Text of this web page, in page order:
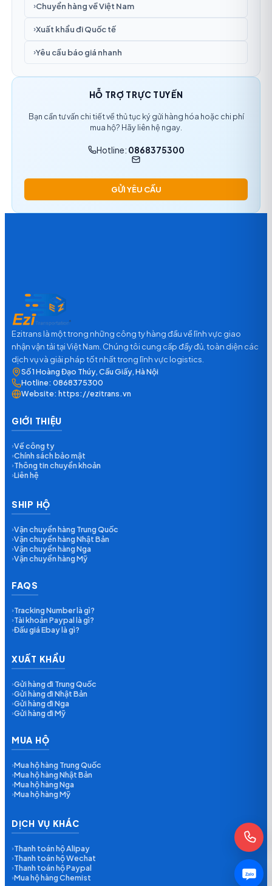
›Chuyển hàng về Việt Nam
›Xuất khẩu đi Quốc tế
›Yêu cầu báo giá nhanh
HỖ TRỢ TRỰC TUYẾN
Bạn cần tư vấn chi tiết về thủ tục ký gửi hàng hóa hoặc chi phí
mua hộ? Hãy liên hệ ngay.
Hotline: 0868375300
GỬI YÊU CẦU
Ezitrans là một trong những công ty hàng đầu về lĩnh vực giao
nhận vận tải tại Việt Nam. Chúng tôi cung cấp đầy đủ, toàn diện các
dịch vụ và giải pháp tốt nhất trong lĩnh vực logistics.
Số 1 Hoàng Đạo Thúy, Cầu Giấy, Hà Nội
Hotline: 0868375300
Website: https://ezitrans.vn
GIỚI THIỆU
›Về công ty
›Chính sách bảo mật
›Thông tin chuyển khoản
›Liên hệ
SHIP HỘ
›Vận chuyển hàng Trung Quốc
›Vận chuyển hàng Nhật Bản
›Vận chuyển hàng Nga
›Vận chuyển hàng Mỹ
FAQS
›Tracking Number là gì?
›Tài khoản Paypal là gì?
›Đấu giá Ebay là gì?
XUẤT KHẨU
›Gửi hàng đi Trung Quốc
›Gửi hàng đi Nhật Bản
›Gửi hàng đi Nga
›Gửi hàng đi Mỹ
MUA HỘ
›Mua hộ hàng Trung Quốc
›Mua hộ hàng Nhật Bản
›Mua hộ hàng Nga
›Mua hộ hàng Mỹ
DỊCH VỤ KHÁC
›Thanh toán hộ Alipay
›Thanh toán hộ Wechat
›Thanh toán hộ Paypal
›Mua hộ hàng Chemist Zalo